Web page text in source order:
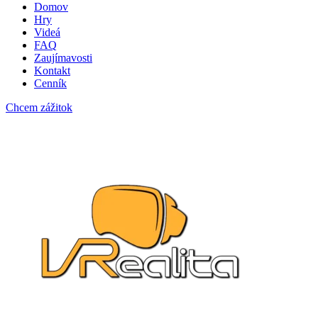
Domov
Hry
Videá
FAQ
Zaujímavosti
Kontakt
Cenník
Chcem zážitok